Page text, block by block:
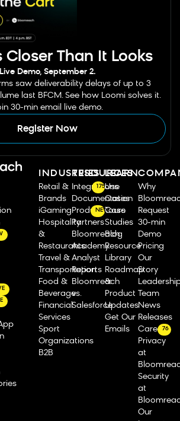
Closer Than It Looks
Live Demo, September 2.
saw deliverability delays of up to 3
last BFCM. See how Loomi solves it.
30-min email live demo.
Register Now
INDUSTRIES
Retail &
Brands
iGaming
Hospitality
&
Restaurants
Travel &
Transportation
Food &
Beverage
Financial
Services
Sport
Organizations
B2B
RESOURCES
Integrations
175
Documentation
Product Tours
NEW
Partners
Bloomreach
Academy
Analyst
Reports
Bloomreach
vs.
Salesforce
LEARN
Use
Cases
Case
Studies
Blog
Resource
Library
Roadmap
&
Product
Updates
Get Our
Emails
Why
Request
30-min
Demo
Pricing
Our
Story
Team
News
Releases
Careers
76
Privacy
at
Security
at
Our